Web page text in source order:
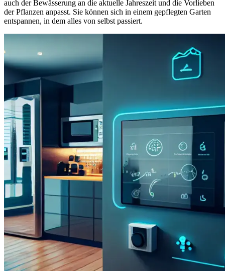
auch der Bewässerung an die aktuelle Jahreszeit und die Vorlieben
der Pflanzen anpasst. Sie können sich in einem gepflegten Garten
entspannen, in dem alles von selbst passiert.